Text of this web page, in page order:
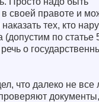
своей правоте и
тех, кто
по статье
о
что далеко не все